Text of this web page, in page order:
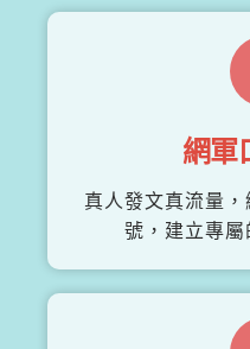
網軍
真人發文真流量
號，建立專屬